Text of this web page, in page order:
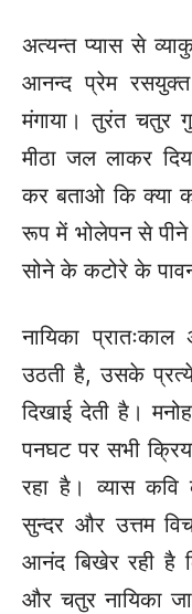
अत्यन्त प्यास से
आनन्द प्रेम
मंगाया। तुरंत चतुर
मीठा जल लाकर
कर बताओ कि क्या
रूप में भोलेपन से पीने
सोने के कटोरे के
नायिका
उठती है, उसके
दिखाई देती है।
पनघट पर सभी
रहा है। व्यास
सुन्दर और उत्तम
आनंद बिखेर रही है
और चतुर नायिका